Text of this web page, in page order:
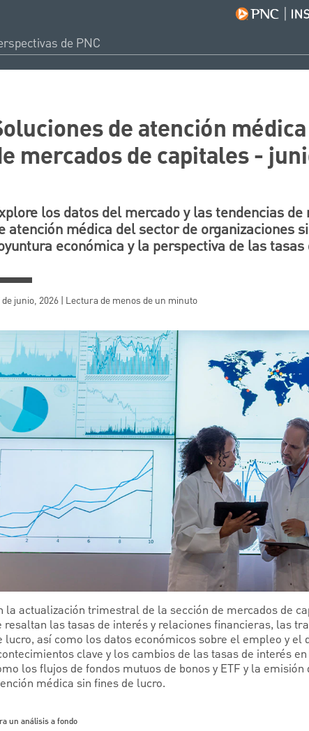
de atención
mercados de capitales -
los datos del mercado y las tendencias
atención médica del sector de organizaciones
económica y la perspectiva de las
de junio, 2026 | Lectura de menos de un minuto
la actualización trimestral de la sección de mercados de
resaltan las tasas de interés y relaciones financieras, las
lucro, así como los datos económicos sobre el empleo y
clave y los cambios de las tasas de interés
los flujos de fondos mutuos de bonos y ETF y la
médica sin fines de lucro.
un análisis a fondo